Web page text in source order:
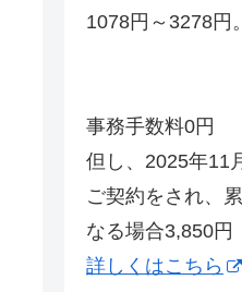
1078円～3278円
事務手数料0円
但し、2025年11
ご契約をされ、
なる場合3,850円
詳しくはこちら